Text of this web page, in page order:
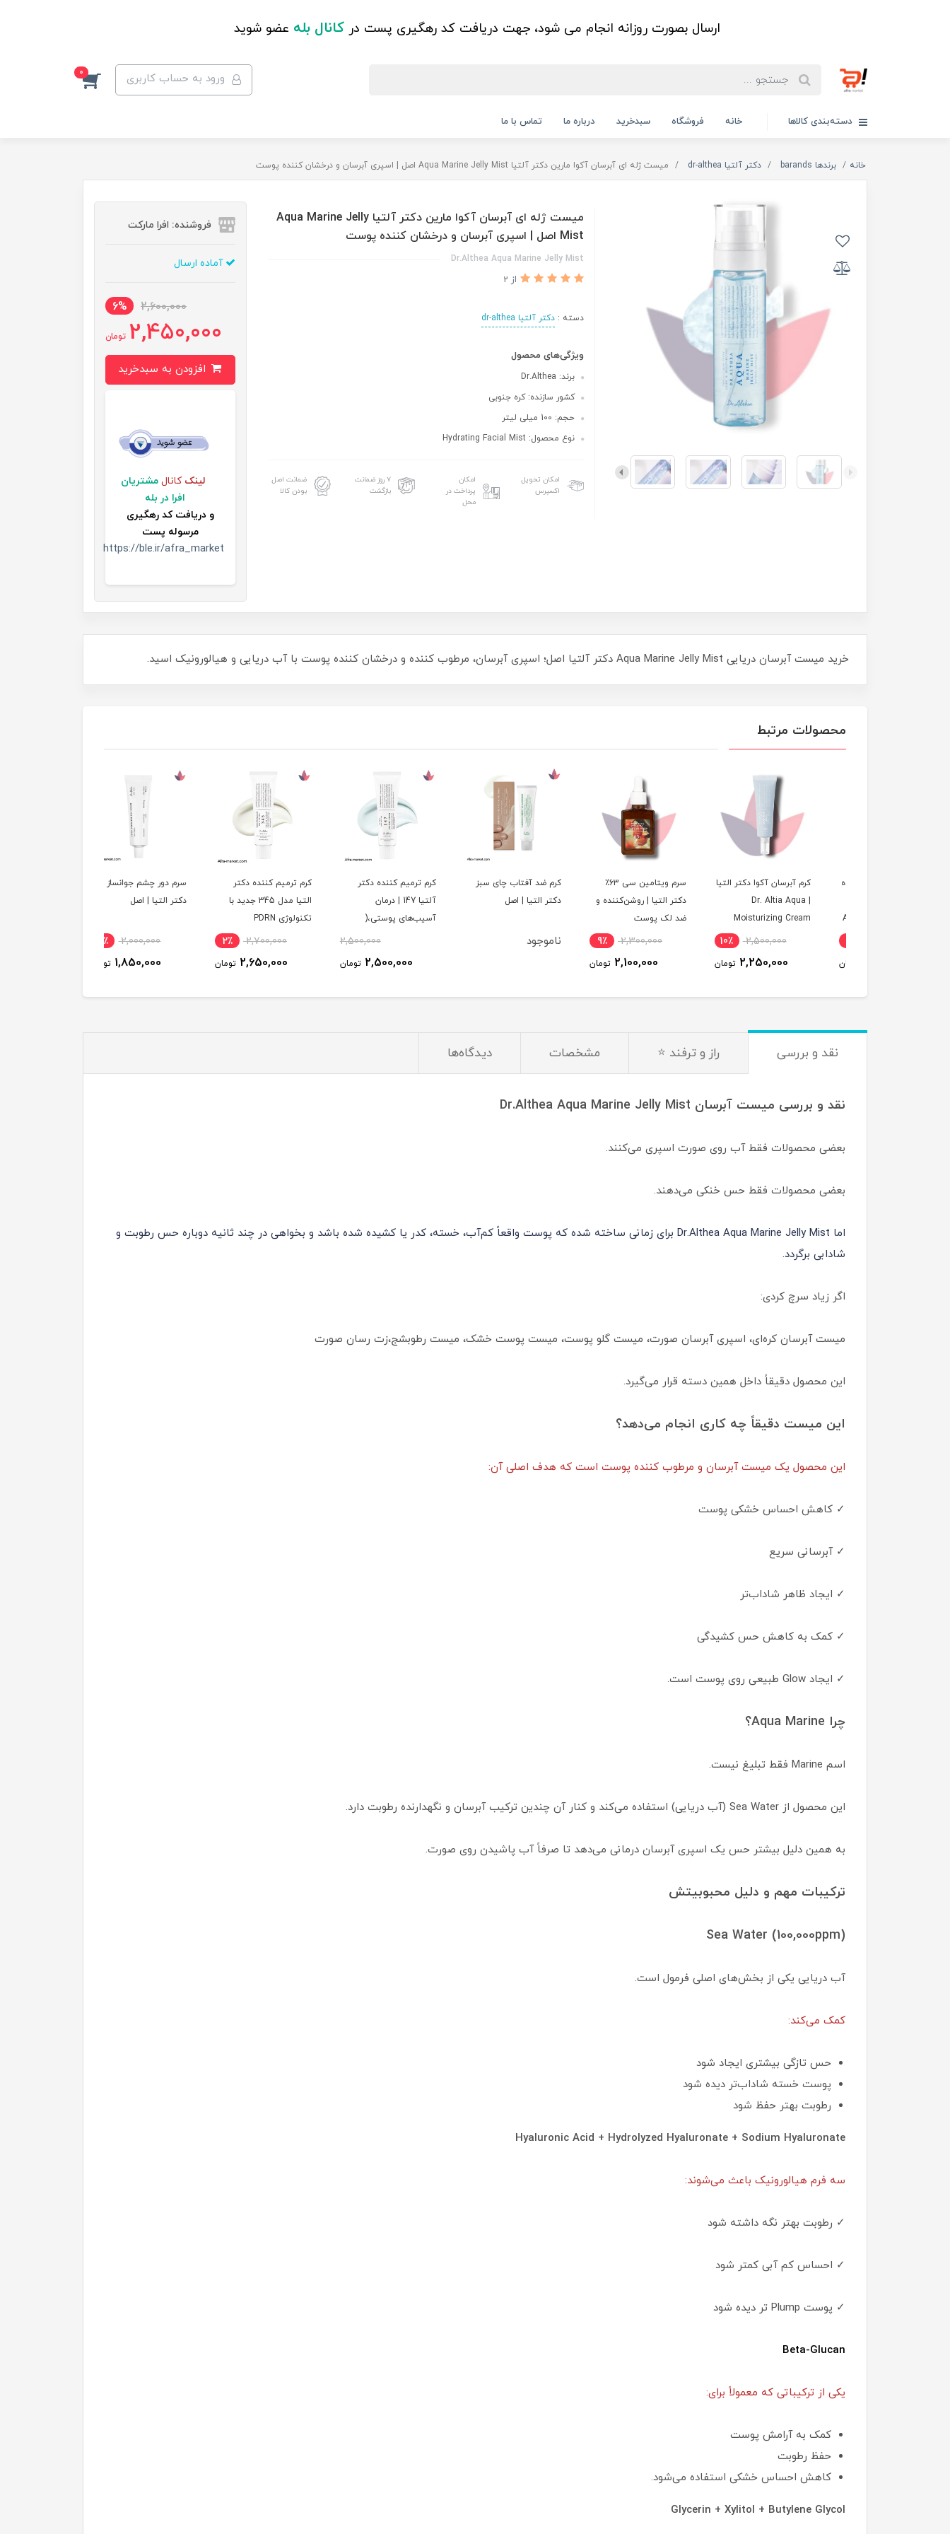
ارسال بصورت روزانه انجام می شود، جهت دریافت کد رهگیری پست در کانال بله عضو شوید
ورود به حساب کاربری 0
دسته‌بندی کالاها خانه فروشگاه سبدخرید درباره ما تماس با ما
خانه برندها barands دکتر آلتیا dr-althea میست ژله ای آبرسان آکوا مارین دکتر آلتیا Aqua Marine Jelly Mist اصل | اسپری آبرسان و درخشان کننده پوست
میست ژله ای آبرسان آکوا مارین دکتر آلتیا Aqua Marine Jelly
Mist اصل | اسپری آبرسان و درخشان کننده پوست
Dr.Althea Aqua Marine Jelly Mist
از 2
دسته :دکتر آلتیا dr-althea
ویژگی‌های محصول
برند: Dr.Althea
کشور سازنده: کره جنوبی
حجم: 100 میلی لیتر
نوع محصول: Hydrating Facial Mist
امکان تحویل
اکسپرس
امکان
پرداخت در
محل
۷ روز ضمانت
بازگشت
ضمانت اصل
بودن کالا
فروشنده: افرا مارکت
آماده ارسال
2,600,000
6%
2,450,000 تومان
لینک کانال مشتریان
افرا در بله
و دریافت کد رهگیری
مرسوله پست
https://ble.ir/afra_market
خرید میست آبرسان دریایی Aqua Marine Jelly Mist دکتر آلتیا اصل؛ اسپری آبرسان، مرطوب کننده و درخشان کننده پوست با آب دریایی و هیالورونیک اسید.
محصولات مرتبط
کرم آبرسان آکوا دکتر التیا
| Dr. Altia Aqua
Moisturizing Cream
2,500,000 10٪
2,250,000 تومان
سرم ویتامین سی ۶3٪
دکتر التیا | روشن‌کننده و
ضد لک پوست
2,300,000 9٪
2,100,000 تومان
کرم ضد آفتاب چای سبز
دکتر التیا | اصل
ناموجود
کرم ترمیم کننده دکتر
آلتیا 147 | درمان
آسیب‌های پوستی،(
2,500,000
2,500,000 تومان
کرم ترمیم کننده دکتر
التیا مدل 345 جدید با
تکنولوژی PDRN
2,700,000 2٪
2,650,000 تومان
سرم دور چشم جوانساز
دکتر التیا | اصل
2,000,000 8٪
1,850,000 تومان
نقد و بررسی راز و ترفند ⭐ مشخصات دیدگاه‌ها
نقد و بررسی میست آبرسان Dr.Althea Aqua Marine Jelly Mist
بعضی محصولات فقط آب روی صورت اسپری می‌کنند.
بعضی محصولات فقط حس خنکی می‌دهند.
اما Dr.Althea Aqua Marine Jelly Mist برای زمانی ساخته شده که پوست واقعاً کم‌آب، خسته، کدر یا کشیده شده باشد و بخواهی در چند ثانیه دوباره حس رطوبت و
شادابی برگردد.
اگر زیاد سرچ کردی:
میست آبرسان کره‌ای، اسپری آبرسان صورت، میست گلو پوست، میست پوست خشک، میست رطوبشج‌،زت رسان صورت
این محصول دقیقاً داخل همین دسته قرار می‌گیرد.
این میست دقیقاً چه کاری انجام می‌دهد؟
این محصول یک میست آبرسان و مرطوب کننده پوست است که هدف اصلی آن:
✓ کاهش احساس خشکی پوست
✓ آبرسانی سریع
✓ ایجاد ظاهر شاداب‌تر
✓ کمک به کاهش حس کشیدگی
✓ ایجاد Glow طبیعی روی پوست است.
چرا Aqua Marine؟
اسم Marine فقط تبلیغ نیست.
این محصول از Sea Water (آب دریایی) استفاده می‌کند و کنار آن چندین ترکیب آبرسان و نگهدارنده رطوبت دارد.
به همین دلیل بیشتر حس یک اسپری آبرسان درمانی می‌دهد تا صرفاً آب پاشیدن روی صورت.
ترکیبات مهم و دلیل محبوبیتش
Sea Water (100,000ppm)
آب دریایی یکی از بخش‌های اصلی فرمول است.
کمک می‌کند:
حس تازگی بیشتری ایجاد شود
پوست خسته شاداب‌تر دیده شود
رطوبت بهتر حفظ شود
Hyaluronic Acid + Hydrolyzed Hyaluronate + Sodium Hyaluronate
سه فرم هیالورونیک باعث می‌شوند:
✓ رطوبت بهتر نگه داشته شود
✓ احساس کم آبی کمتر شود
✓ پوست Plump تر دیده شود
Beta-Glucan
یکی از ترکیباتی که معمولاً برای:
کمک به آرامش پوست
حفظ رطوبت
کاهش احساس خشکی استفاده می‌شود.
Glycerin + Xylitol + Butylene Glycol